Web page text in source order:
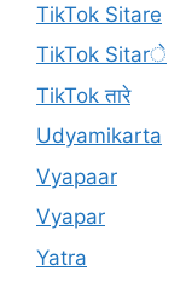
TikTok Sitare
TikTok Sitarे
TikTok तारे
Udyamikarta
Vyapaar
Vyapar
Yatra